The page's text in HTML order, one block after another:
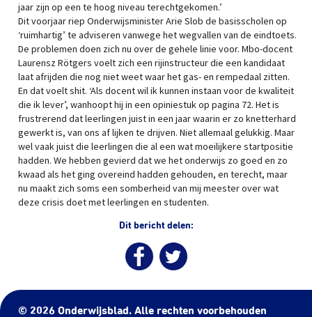
jaar zijn op een te hoog niveau terechtgekomen.’
Dit voorjaar riep Onderwijsminister Arie Slob de basisscholen op
‘ruimhartig’ te adviseren vanwege het wegvallen van de eindtoets.
De problemen doen zich nu over de gehele linie voor. Mbo-docent
Laurensz Rötgers voelt zich een rijinstructeur die een kandidaat
laat afrijden die nog niet weet waar het gas- en rempedaal zitten.
En dat voelt shit. ‘Als docent wil ik kunnen instaan voor de kwaliteit
die ik lever’, wanhoopt hij in een opiniestuk op pagina 72. Het is
frustrerend dat leerlingen juist in een jaar waarin er zo knetterhard
gewerkt is, van ons af lijken te drijven. Niet allemaal gelukkig. Maar
wel vaak juist die leerlingen die al een wat moeilijkere startpositie
hadden. We hebben gevierd dat we het onderwijs zo goed en zo
kwaad als het ging overeind hadden gehouden, en terecht, maar
nu maakt zich soms een somberheid van mij meester over wat
deze crisis doet met leerlingen en studenten.
Dit bericht delen:
© 2026 Onderwijsblad. Alle rechten voorbehouden